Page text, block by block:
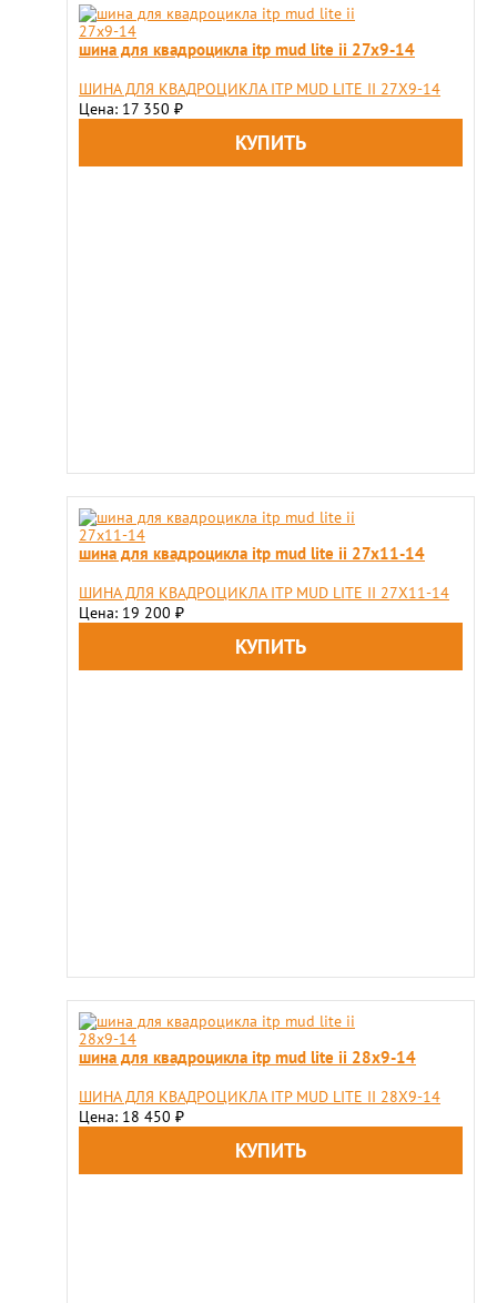
шина для квадроцикла itp mud lite ii 27x9-14
ШИНА ДЛЯ КВАДРОЦИКЛА ITP MUD LITE II 27X9-14
Цена: 17 350 ₽
шина для квадроцикла itp mud lite ii 27x11-14
ШИНА ДЛЯ КВАДРОЦИКЛА ITP MUD LITE II 27X11-14
Цена: 19 200 ₽
шина для квадроцикла itp mud lite ii 28x9-14
ШИНА ДЛЯ КВАДРОЦИКЛА ITP MUD LITE II 28X9-14
Цена: 18 450 ₽